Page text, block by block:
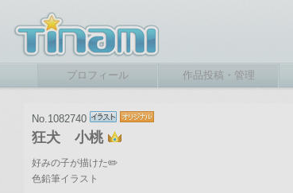
プロフィール 作品投稿・管理
No.1082740
狂犬 小桃
好みの子が描けた✏️
色鉛筆イラスト